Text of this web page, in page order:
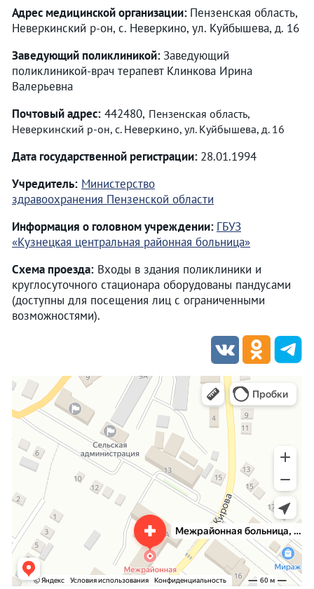
Адрес медицинской организации: Пензенская область,
Неверкинский р-он, с. Неверкино, ул. Куйбышева, д. 16
Заведующий поликлиникой: Заведующий
поликлиникой-врач терапевт Клинкова Ирина
Валерьевна
Почтовый адрес: 442480, Пензенская область,
Неверкинский р-он, с. Неверкино, ул. Куйбышева, д. 16
Дата государственной регистрации: 28.01.1994
Учредитель: Министерство
здравоохранения Пензенской области
Информация о головном учреждении: ГБУЗ
«Кузнецкая центральная районная больница»
Схема проезда: Входы в здания поликлиники и
круглосуточного стационара оборудованы пандусами
(доступны для посещения лиц с ограниченными
возможностями).